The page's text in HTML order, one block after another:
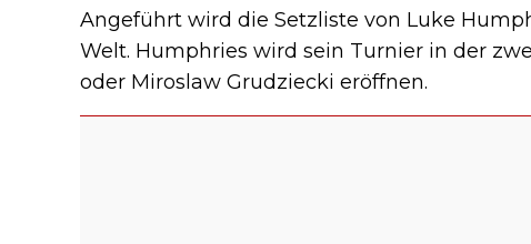
Angeführt wird die Setzliste von Luke
Welt. Humphries wird sein Turnier in der
oder Miroslaw Grudziecki eröffnen.